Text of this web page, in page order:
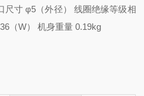
尺寸 φ5（外径） 线圈绝缘等级相
（W） 机身重量 0.19kg